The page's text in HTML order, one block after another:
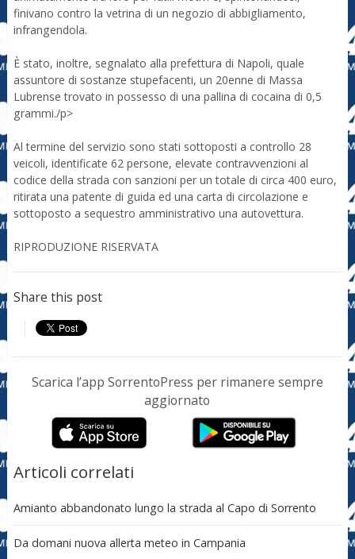
finivano contro la vetrina di un negozio di abbigliamento,
infrangendola.
È stato, inoltre, segnalato alla prefettura di Napoli, quale
assuntore di sostanze stupefacenti, un 20enne di Massa
Lubrense trovato in possesso di una pallina di cocaina di 0,5
grammi./p>
Al termine del servizio sono stati sottoposti a controllo 28
veicoli, identificate 62 persone, elevate contravvenzioni al
codice della strada con sanzioni per un totale di circa 400 euro,
ritirata una patente di guida ed una carta di circolazione e
sottoposto a sequestro amministrativo una autovettura.
RIPRODUZIONE RISERVATA
Share this post
Scarica l’app SorrentoPress per rimanere sempre
aggiornato
Articoli correlati
Amianto abbandonato lungo la strada al Capo di Sorrento
Da domani nuova allerta meteo in Campania